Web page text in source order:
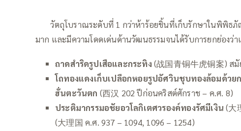
——วัตถุโบราณระดับที่ 1 กว่าห้าร้อยชิ้นที่เก็บรักษาในพิพิ
มาก และมีความโดดเด่นด้านวัฒนธรรมจนได้รับการยกย่องว่
ถาดสำริดรูปเสือและกระทิง (战国青铜牛虎铜案) สมั
โถทองแดงเก็บเปลือกหอยรูปอัศวินชุบทองล้อมด้วย
ฮั่นตะวันตก (西汉 202 ปีก่อนคริสต์ศักราช – ค.ศ. 8)
ประติมากรรมอชัยอวโลกิเตศวรองค์ทองรัศมีเงิน (大
(大理国 ค.ศ. 937 – 1094, 1096 – 1254)